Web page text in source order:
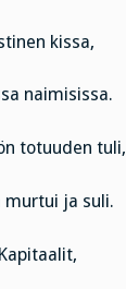
kissa,
naimisissa.
totuuden tuli,
murtui ja suli.